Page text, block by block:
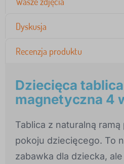
Dyskusja
Recenzja produktu
Dziecięca tablica
magnetyczna 4
Tablica z naturalną
pokoju dziecięcego. To
zabawka dla dziecka,